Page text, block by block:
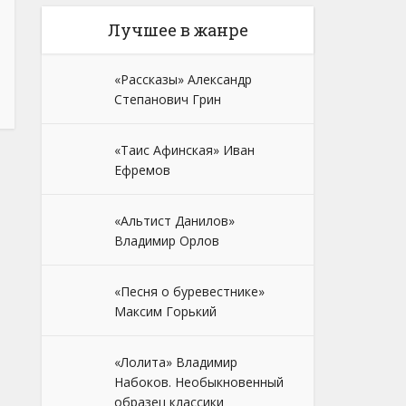
Лучшее в жанре
«Рассказы» Александр
Степанович Грин
«Таис Афинская» Иван
Ефремов
«Альтист Данилов»
Владимир Орлов
«Песня о буревестнике»
Максим Горький
«Лолита» Владимир
Набоков. Необыкновенный
образец классики